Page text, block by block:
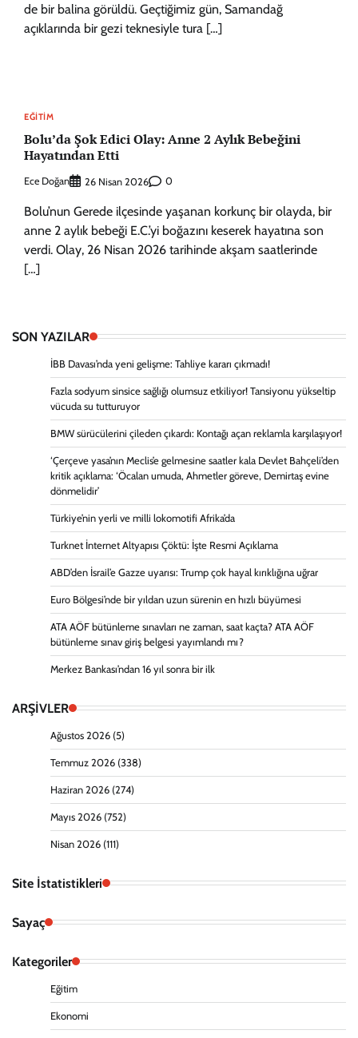
de bir balina görüldü. Geçtiğimiz gün, Samandağ
açıklarında bir gezi teknesiyle tura […]
EĞITIM
Bolu’da Şok Edici Olay: Anne 2 Aylık Bebeğini
Hayatından Etti
Ece Doğan 26 Nisan 2026 0
Bolu’nun Gerede ilçesinde yaşanan korkunç bir olayda, bir
anne 2 aylık bebeği E.C.’yi boğazını keserek hayatına son
verdi. Olay, 26 Nisan 2026 tarihinde akşam saatlerinde
[…]
SON YAZILAR
İBB Davası’nda yeni gelişme: Tahliye kararı çıkmadı!
Fazla sodyum sinsice sağlığı olumsuz etkiliyor! Tansiyonu yükseltip
vücuda su tutturuyor
BMW sürücülerini çileden çıkardı: Kontağı açan reklamla karşılaşıyor!
‘Çerçeve yasa’nın Meclis’e gelmesine saatler kala Devlet Bahçeli’den
kritik açıklama: ‘Öcalan umuda, Ahmetler göreve, Demirtaş evine
dönmelidir’
Türkiye’nin yerli ve milli lokomotifi Afrika’da
Turknet İnternet Altyapısı Çöktü: İşte Resmi Açıklama
ABD’den İsrail’e Gazze uyarısı: Trump çok hayal kırıklığına uğrar
Euro Bölgesi’nde bir yıldan uzun sürenin en hızlı büyümesi
ATA AÖF bütünleme sınavları ne zaman, saat kaçta? ATA AÖF
bütünleme sınav giriş belgesi yayımlandı mı?
Merkez Bankası’ndan 16 yıl sonra bir ilk
ARŞİVLER
Ağustos 2026 (5)
Temmuz 2026 (338)
Haziran 2026 (274)
Mayıs 2026 (752)
Nisan 2026 (111)
Site İstatistikleri
Sayaç
Kategoriler
Eğitim
Ekonomi